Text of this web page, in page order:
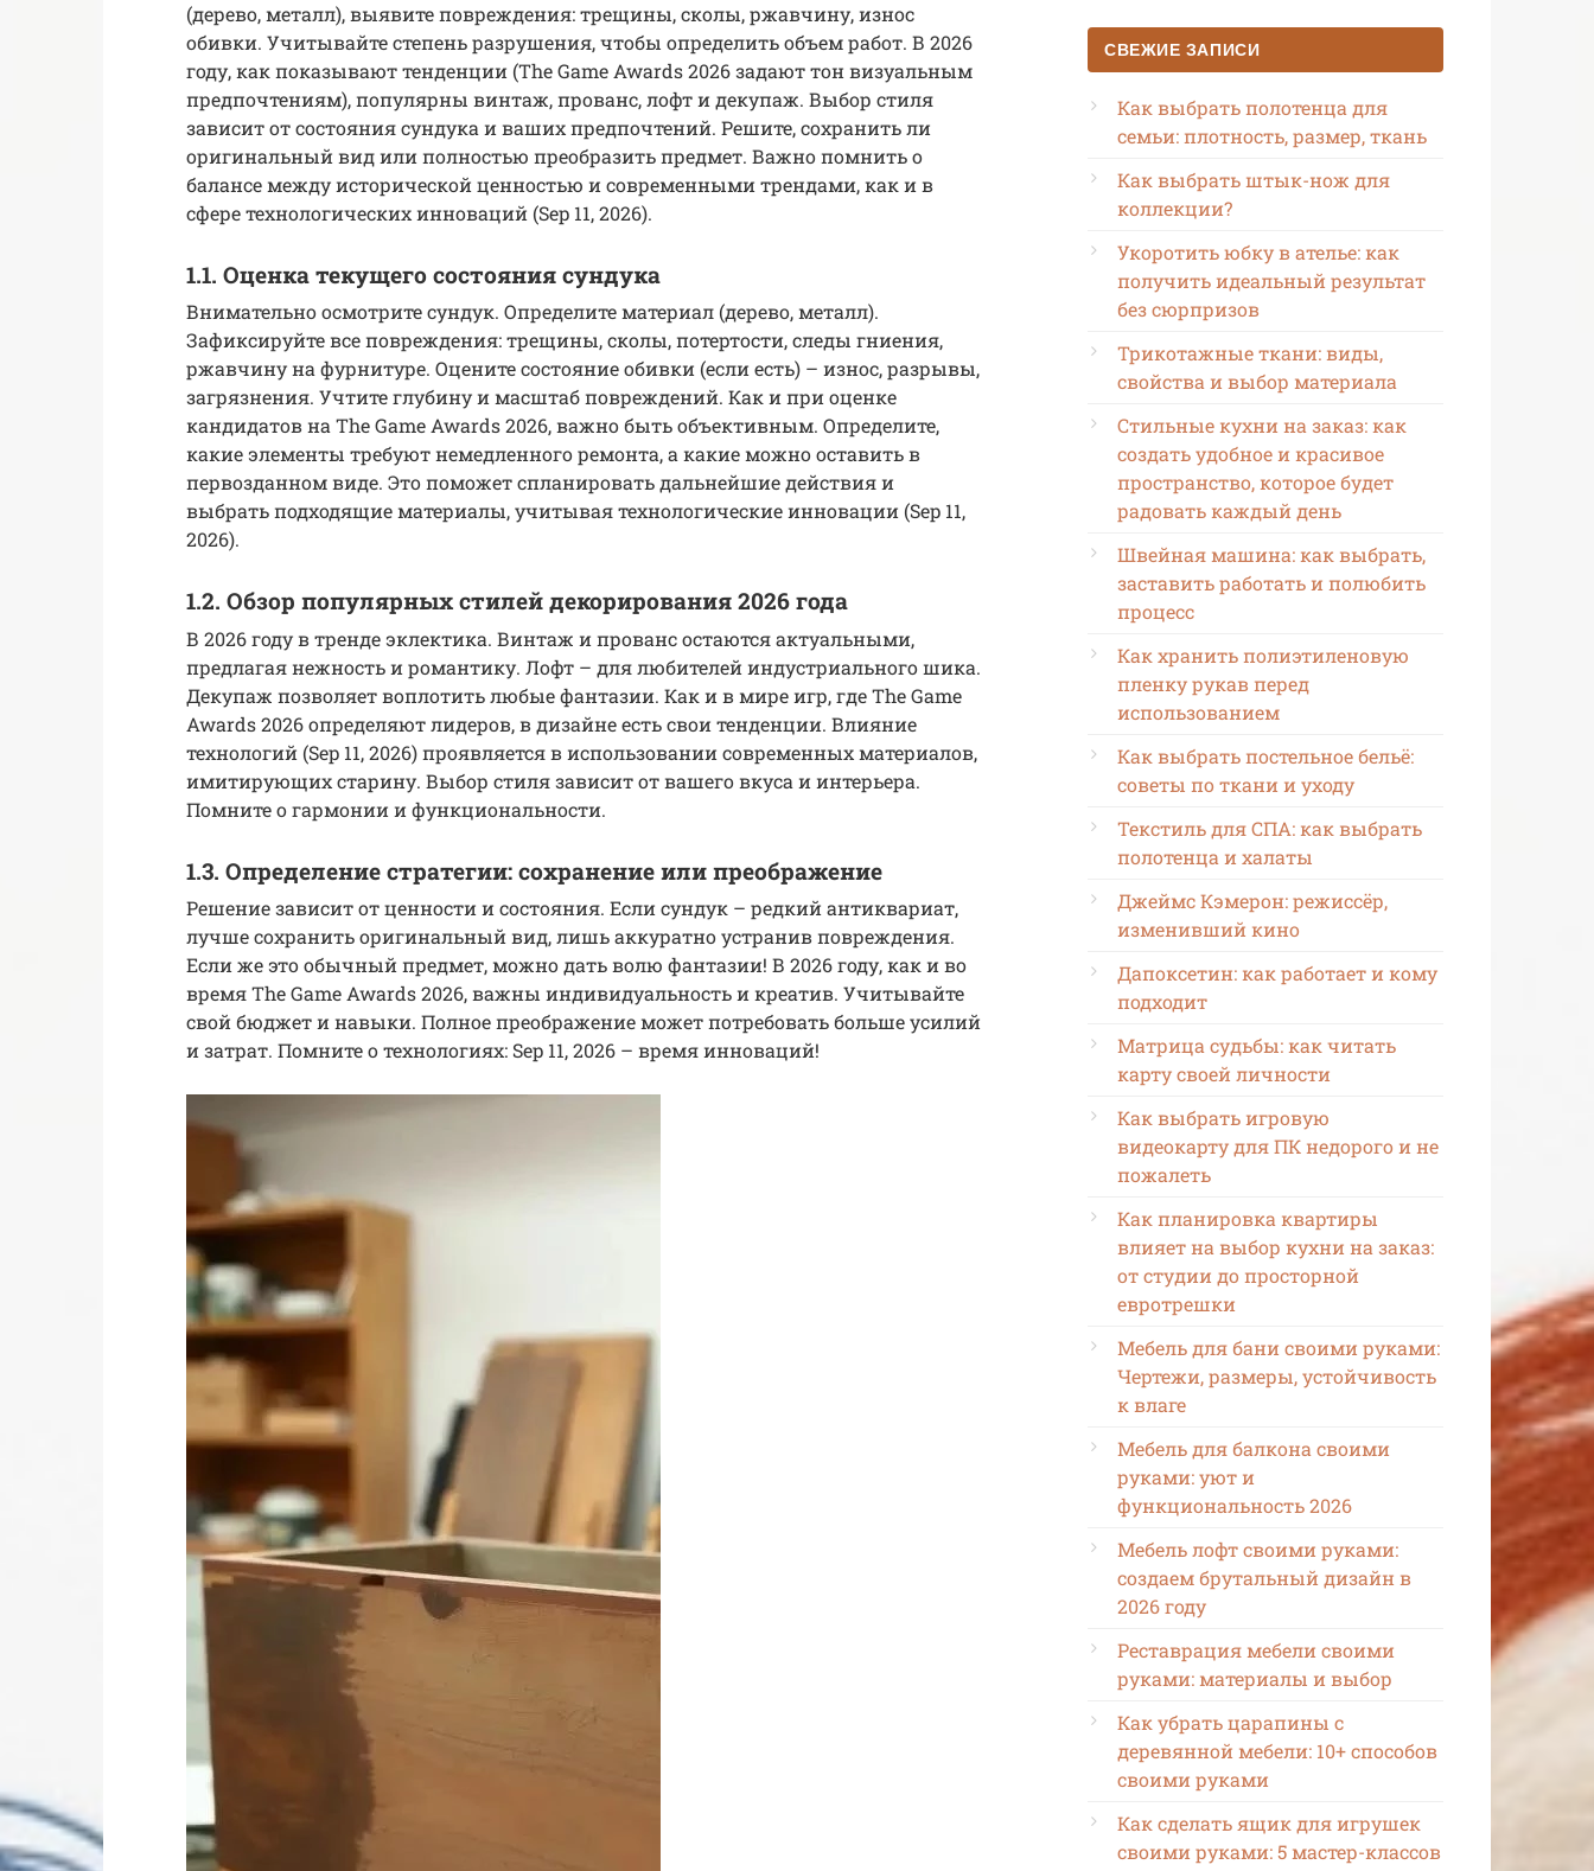
(дерево, металл), выявите повреждения: трещины, сколы, ржавчину, износ
обивки. Учитывайте степень разрушения, чтобы определить объем работ. В 2026
году, как показывают тенденции (The Game Awards 2026 задают тон визуальным
предпочтениям), популярны винтаж, прованс, лофт и декупаж. Выбор стиля
зависит от состояния сундука и ваших предпочтений. Решите, сохранить ли
оригинальный вид или полностью преобразить предмет. Важно помнить о
балансе между исторической ценностью и современными трендами, как и в
сфере технологических инноваций (Sep 11, 2026).
1.1. Оценка текущего состояния сундука
Внимательно осмотрите сундук. Определите материал (дерево, металл).
Зафиксируйте все повреждения: трещины, сколы, потертости, следы гниения,
ржавчину на фурнитуре. Оцените состояние обивки (если есть) – износ, разрывы,
загрязнения. Учтите глубину и масштаб повреждений. Как и при оценке
кандидатов на The Game Awards 2026, важно быть объективным. Определите,
какие элементы требуют немедленного ремонта, а какие можно оставить в
первозданном виде. Это поможет спланировать дальнейшие действия и
выбрать подходящие материалы, учитывая технологические инновации (Sep 11,
2026).
1.2. Обзор популярных стилей декорирования 2026 года
В 2026 году в тренде эклектика. Винтаж и прованс остаются актуальными,
предлагая нежность и романтику. Лофт – для любителей индустриального шика.
Декупаж позволяет воплотить любые фантазии. Как и в мире игр, где The Game
Awards 2026 определяют лидеров, в дизайне есть свои тенденции. Влияние
технологий (Sep 11, 2026) проявляется в использовании современных материалов,
имитирующих старину. Выбор стиля зависит от вашего вкуса и интерьера.
Помните о гармонии и функциональности.
1.3. Определение стратегии: сохранение или преображение
Решение зависит от ценности и состояния. Если сундук – редкий антиквариат,
лучше сохранить оригинальный вид, лишь аккуратно устранив повреждения.
Если же это обычный предмет, можно дать волю фантазии! В 2026 году, как и во
время The Game Awards 2026, важны индивидуальность и креатив. Учитывайте
свой бюджет и навыки. Полное преображение может потребовать больше усилий
и затрат. Помните о технологиях: Sep 11, 2026 – время инноваций!
СВЕЖИЕ ЗАПИСИ
Как выбрать полотенца для
семьи: плотность, размер, ткань
Как выбрать штык-нож для
коллекции?
Укоротить юбку в ателье: как
получить идеальный результат
без сюрпризов
Трикотажные ткани: виды,
свойства и выбор материала
Стильные кухни на заказ: как
создать удобное и красивое
пространство, которое будет
радовать каждый день
Швейная машина: как выбрать,
заставить работать и полюбить
процесс
Как хранить полиэтиленовую
пленку рукав перед
использованием
Как выбрать постельное бельё:
советы по ткани и уходу
Текстиль для СПА: как выбрать
полотенца и халаты
Джеймс Кэмерон: режиссёр,
изменивший кино
Дапоксетин: как работает и кому
подходит
Матрица судьбы: как читать
карту своей личности
Как выбрать игровую
видеокарту для ПК недорого и не
пожалеть
Как планировка квартиры
влияет на выбор кухни на заказ:
от студии до просторной
евротрешки
Мебель для бани своими руками:
Чертежи, размеры, устойчивость
к влаге
Мебель для балкона своими
руками: уют и
функциональность 2026
Мебель лофт своими руками:
создаем брутальный дизайн в
2026 году
Реставрация мебели своими
руками: материалы и выбор
Как убрать царапины с
деревянной мебели: 10+ способов
своими руками
Как сделать ящик для игрушек
своими руками: 5 мастер-классов